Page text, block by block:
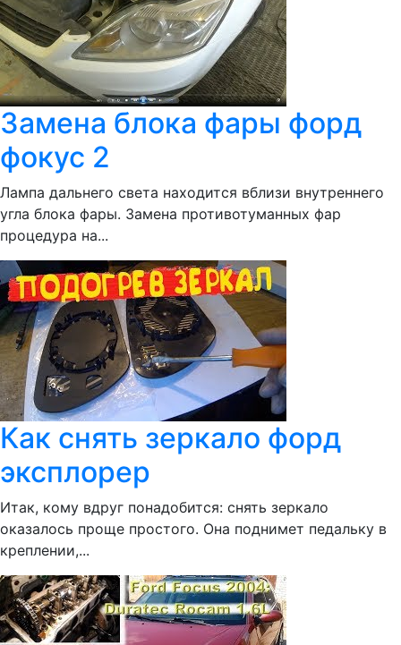
Замена блока фары форд
фокус 2
Лампа дальнего света находится вблизи внутреннего
угла блока фары. Замена противотуманных фар
процедура на...
Как снять зеркало форд
эксплорер
Итак, кому вдруг понадобится: снять зеркало
оказалось проще простого. Она поднимет педальку в
креплении,...